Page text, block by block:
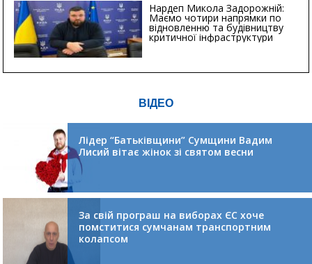
Нардеп Микола Задорожній:
Маємо чотири напрямки по
відновленню та будівництву
критичної інфраструктури
ВІДЕО
Лідер “Батьківщини” Сумщини Вадим
Лисий вітає жінок зі святом весни
За свій програш на виборах ЄС хоче
помститися сумчанам транспортним
колапсом